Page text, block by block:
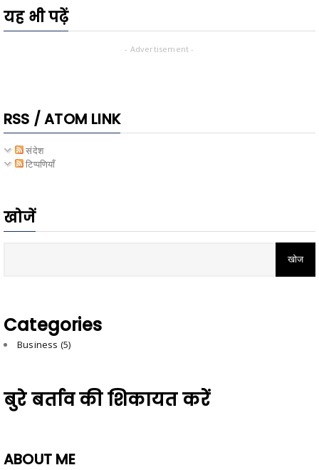
यह भी पढ़ें
- Advertisement -
RSS / ATOM LINK
संदेश
टिप्पणियाँ
खोजें
Categories
Business (5)
बुरे बर्ताव की शिकायत करें
ABOUT ME